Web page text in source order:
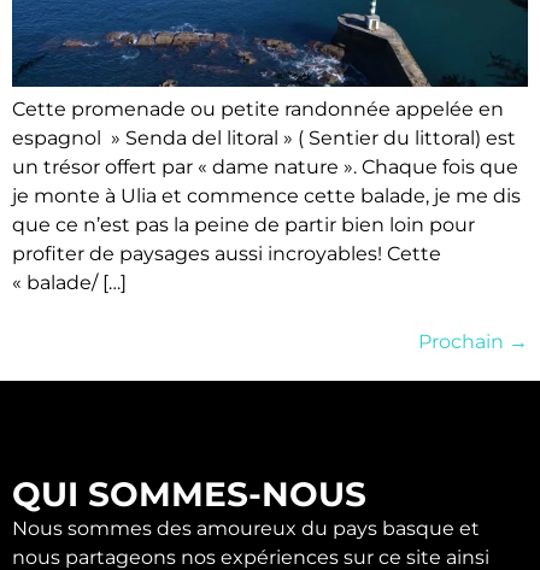
Cette promenade ou petite randonnée appelée en
espagnol » Senda del litoral » ( Sentier du littoral) est
un trésor offert par « dame nature ». Chaque fois que
je monte à Ulia et commence cette balade, je me dis
que ce n’est pas la peine de partir bien loin pour
profiter de paysages aussi incroyables! Cette
« balade/ […]
Prochain →
QUI SOMMES-NOUS
Nous sommes des amoureux du pays basque et
nous partageons nos expériences sur ce site ainsi